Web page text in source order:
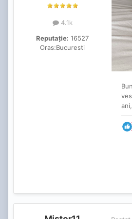
4.1k
Reputație: 16527
Oras:Bucuresti